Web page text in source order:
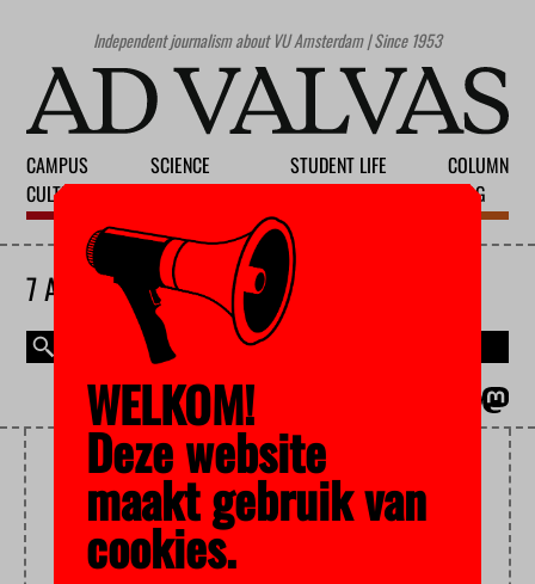
Independent journalism about VU Amsterdam | Since 1953
CAMPUS
CULTURE
SCIENCE
STUDENT LIFE
COLUMN
BLOG
7 AUGUST 2026
MAGAZINE
VOC
WELKOM!
Deze website
maakt gebruik van
cookies.